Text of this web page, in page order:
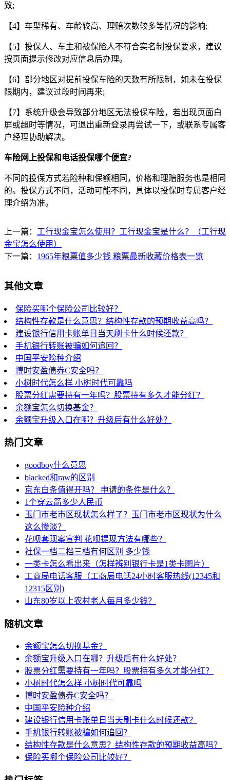
致;
【4】车型稀有、车龄较高、理赔次数较多等情况的影响;
【5】投保人、车主和被保险人不符合实名制投保要求，建议
按页面提示修改对应信息后办理。
【6】部分地区对提前投保车险的天数有所限制，如未在投保
限期内，建议过段时间再来;
【7】系统升级会导致部分地区无法投保车险，若出现页面白
屏或超时等情况，可退出重新登录再尝试一下，或联系专属客
户经理协助解决。
车险网上投保和电话投保哪个便宜?
不同的投保方式若险种和保额相同，价格和理赔服务也是相同
的。投保方式不同，活动可能不同，具体以投保时专属客户经
理介绍为准。
上一篇： 工行现金宝怎么使用？工行现金宝是什么？（工行现
金宝怎么使用）
下一篇： 1965年粮票值多少钱 粮票最新收藏价格表一览
其他文章
保险买哪个保险公司比较好？
结构性存款是什么意思？结构性存款的预期收益高吗？
建设银行信用卡账单日当天刷卡什么时候还款？
手机银行转账被骗如何追回？
中国平安险种介绍
博时安盈债券C安全吗？
小树时代怎么样 小树时代可靠吗
股票分红需要持有一年吗？股票持有多久才能分红？
余额宝怎么切换基金？
余额宝升级入口在哪？升级后有什么好处？
热门文章
goodboy什么意思
blacked和raw的区别
京东白条值得开吗？ 申请的条件是什么？
1个穿云箭多少人民币
玉门市老市区现状怎么样了？玉门市老市区现状为什么
这么惨淡？
花呗套现案宣判 花呗提现方法有哪些？
社保一档二档三档有何区别 多少钱
一类卡怎么看出来（怎样辨别银行卡是1类卡图片）
工商局电话客服（工商局电话24小时客服热线(12345和
12315区别)
山东80岁以上农村老人每月多少钱？
随机文章
余额宝怎么切换基金？
余额宝升级入口在哪？升级后有什么好处？
股票分红需要持有一年吗？股票持有多久才能分红？
小树时代怎么样 小树时代可靠吗
博时安盈债券C安全吗？
中国平安险种介绍
建设银行信用卡账单日当天刷卡什么时候还款？
手机银行转账被骗如何追回？
结构性存款是什么意思？结构性存款的预期收益高吗？
保险买哪个保险公司比较好？